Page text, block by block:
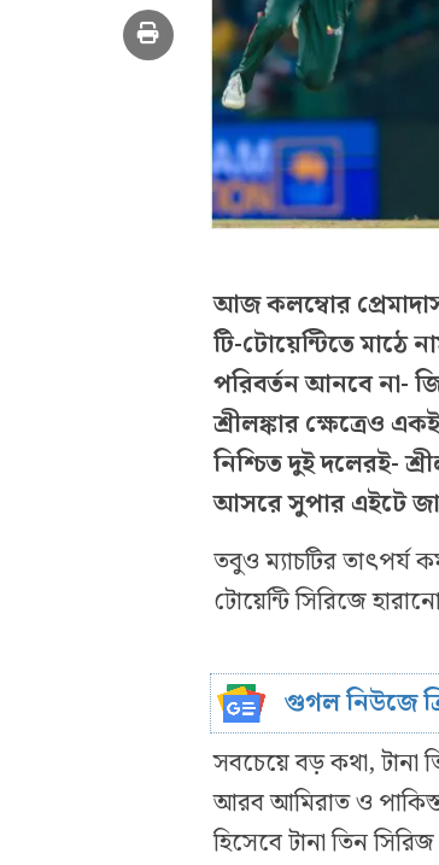
আজ কলম্বোর
টি-টোয়েন্টিতে মাঠে
পরিবর্তন আনবে না-
শ্রীলঙ্কার ক্ষেত্রেও
নিশ্চিত দুই দলেরই-
আসরে সুপার এইটে
তবুও ম্যাচটির তাৎপর্য
টোয়েন্টি সিরিজে
গুগল নিউজে
সবচেয়ে বড় কথা,
আরব আমিরাত ও
হিসেবে টানা তিন